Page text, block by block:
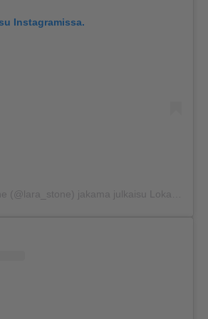
Instagramissa.
(@lara_stone) jakama julkaisu Loka 22, 2020 kello 8.04 PDT